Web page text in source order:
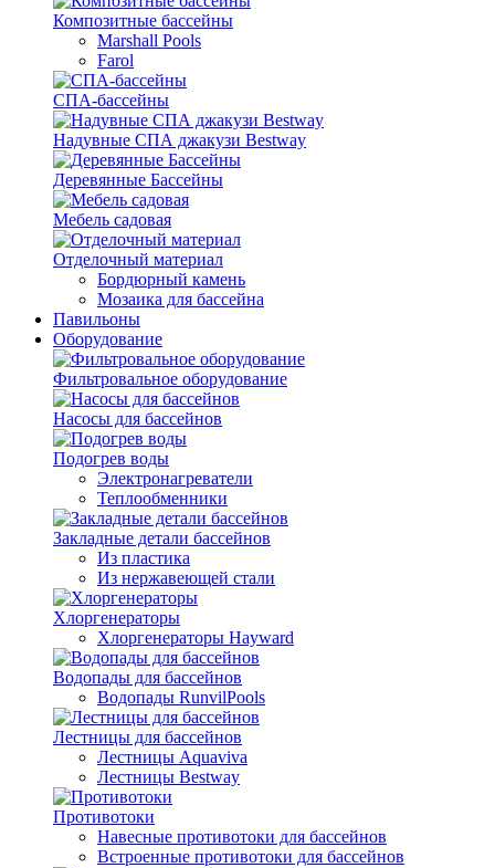
Композитные бассейны
Marshall Pools
Farol
СПА-бассейны
Надувные СПА джакузи Bestway
Деревянные Бассейны
Мебель садовая
Отделочный материал
Бордюрный камень
Мозаика для бассейна
Павильоны
Оборудование
Фильтровальное оборудование
Насосы для бассейнов
Подогрев воды
Электронагреватели
Теплообменники
Закладные детали бассейнов
Из пластика
Из нержавеющей стали
Хлоргенераторы
Хлоргенераторы Hayward
Водопады для бассейнов
Водопады RunvilPools
Лестницы для бассейнов
Лестницы Aquaviva
Лестницы Bestway
Противотоки
Навесные противотоки для бассейнов
Встроенные противотоки для бассейнов